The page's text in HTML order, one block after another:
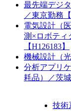
最先端デジ
／東京勤務【
電気設計（
測×ロボティ
【H126183】
機械設計（
分析アプリ
耗品）／茨
技術